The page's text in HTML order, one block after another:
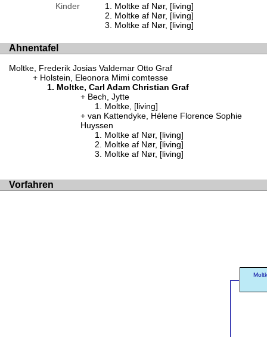
Kinder
Moltke af Nør, [living]
Moltke af Nør, [living]
Moltke af Nør, [living]
Ahnentafel
Moltke, Frederik Josias Valdemar Otto Graf
Holstein, Eleonora Mimi comtesse
Moltke, Carl Adam Christian Graf
Bech, Jytte
Moltke, [living]
van Kattendyke, Hélene Florence Sophie
Huyssen
Moltke af Nør, [living]
Moltke af Nør, [living]
Moltke af Nør, [living]
Vorfahren